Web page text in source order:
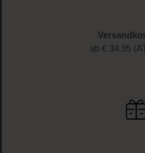
ab € 34.95